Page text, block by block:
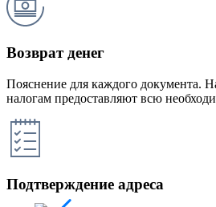
Возврат денег
Пояснение для каждого документа.
налогам предоставляют всю
Подтверждение адреса